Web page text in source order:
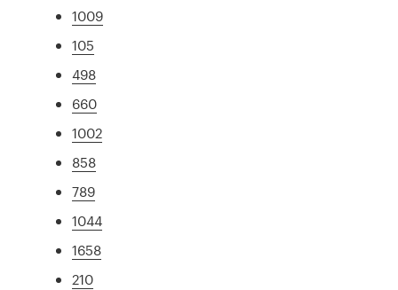
1009
105
498
660
1002
858
789
1044
1658
210